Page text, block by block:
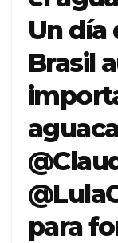
Un día
Brasil
para